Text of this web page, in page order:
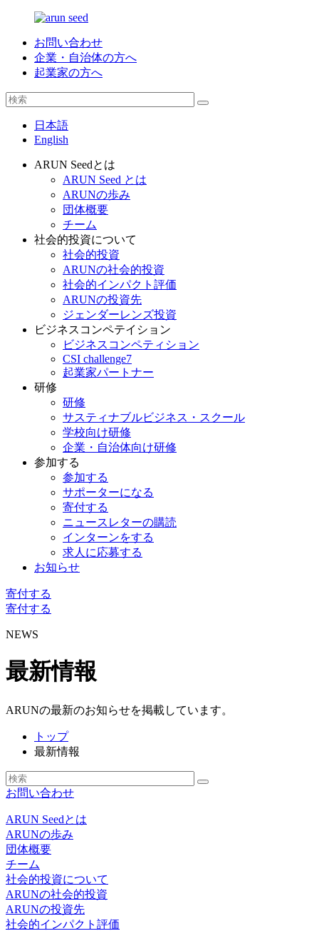
お問い合わせ
企業・自治体の方へ
起業家の方へ
日本語
English
ARUN Seedとは
ARUN Seed とは
ARUNの歩み
団体概要
チーム
社会的投資について
社会的投資
ARUNの社会的投資
社会的インパクト評価
ARUNの投資先
ジェンダーレンズ投資
ビジネスコンペテイション
ビジネスコンペティション
CSI challenge7
起業家パートナー
研修
研修
サスティナブルビジネス・スクール
学校向け研修
企業・自治体向け研修
参加する
参加する
サポーターになる
寄付する
ニュースレターの購読
インターンをする
求人に応募する
お知らせ
寄付する
寄付する
NEWS
最新情報
ARUNの最新のお知らせを掲載しています。
トップ
最新情報
お問い合わせ
ARUN Seedとは
ARUNの歩み
団体概要
チーム
社会的投資について
ARUNの社会的投資
ARUNの投資先
社会的インパクト評価